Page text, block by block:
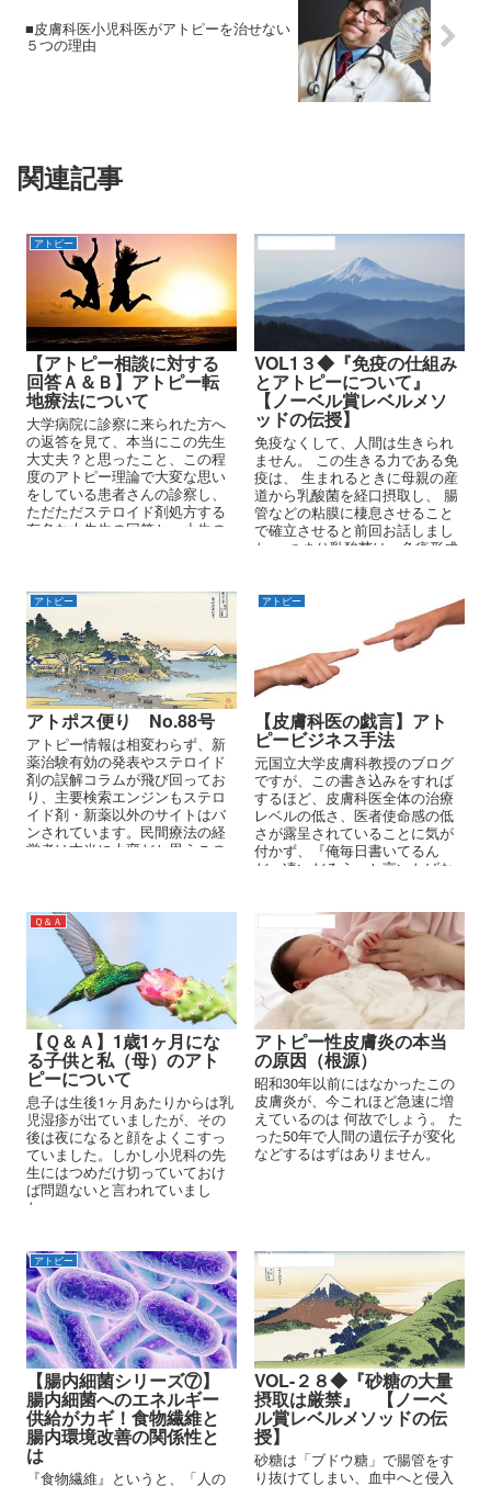
■皮膚科医小児科医がアトピーを治せない
５つの理由
関連記事
アトピー
【アトピー相談に対する
回答Ａ＆Ｂ】アトピー転
地療法について
大学病院に診察に来られた方へ
の返答を見て、本当にこの先生
大丈夫？と思ったこと、この程
度のアトピー理論で大変な思い
をしている患者さんの診察し、
ただただステロイド剤処方する
有名な大先生の回答と、小生の
VOL1３◆『免疫の仕組み
とアトピーについて』
【ノーベル賞レベルメソ
ッドの伝授】
免疫なくして、人間は生きられ
ません。 この生きる力である免
疫は、 生まれるときに母親の産
道から乳酸菌を経口摂取し、 腸
管などの粘膜に棲息させること
で確立させると前回お話しまし
た。 つまり乳酸菌は、免疫形成
アトピー
アトポス便り No.88号
アトピー情報は相変わらず、新
薬治験有効の発表やステロイド
剤の誤解コラムが飛び回ってお
り、主要検索エンジンもステロ
イド剤・新薬以外のサイトはバ
ンされています。民間療法の経
営者は本当に大変だと思うこの
改善メソッド～』とあったの
で、早速内容を確認した。
アトピー
【皮膚科医の戯言】アト
ピービジネス手法
元国立大学皮膚科教授のブログ
ですが、この書き込みをすれば
するほど、皮膚科医全体の治療
レベルの低さ、医者使命感の低
さが露呈されていることに気が
付かず、『俺毎日書いてるん
だ、凄いだろう』と言いたげな
ら出る。が、、、抜き取りなが
らコメントしてみよう。
Ｑ＆Ａ
【Ｑ＆Ａ】1歳1ヶ月にな
る子供と私（母）のアト
ピーについて
息子は生後1ヶ月あたりからは乳
児湿疹が出ていましたが、その
後は夜になると顔をよくこすっ
ていました。しかし小児科の先
生にはつめだけ切っていておけ
ば問題ないと言われていまし
た。
アトピー性皮膚炎の本当
の原因（根源）
昭和30年以前にはなかったこの
皮膚炎が、今これほど急速に増
えているのは 何故でしょう。 た
った50年で人間の遺伝子が変化
などするはずはありません。
アトピー
【腸内細菌シリーズ⑦】
腸内細菌へのエネルギー
供給がカギ！食物繊維と
腸内環境改善の関係性と
は
『食物繊維』というと、「人の
VOL-２８◆『砂糖の大量
摂取は厳禁』 【ノーベ
ル賞レベルメソッドの伝
授】
砂糖は「ブドウ糖」で腸管をす
り抜けてしまい、血中へと侵入